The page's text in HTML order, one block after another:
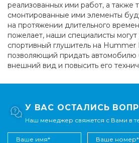
реализованных ими работ, а также
смонтированные ими элементы
на протяжении длительного
пожелает, наши специалисты могут
спортивный глушитель на
позволяющий придать
внешний вид и повысить его
У ВАС ОСТАЛИСЬ
Наш менеджер свяжется с Вами в